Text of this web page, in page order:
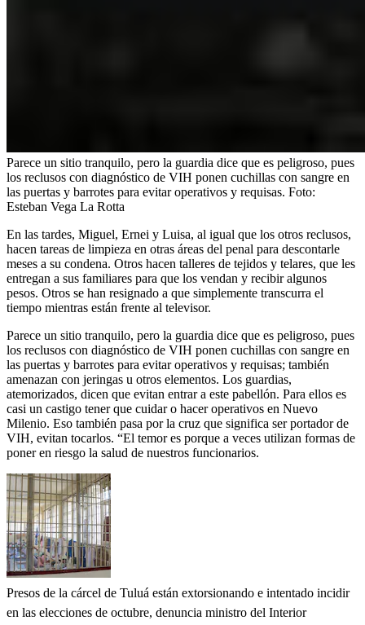
Parece un sitio tranquilo, pero la guardia dice que es peligroso, pues
los reclusos con diagnóstico de VIH ponen cuchillas con sangre en
las puertas y barrotes para evitar operativos y requisas. Foto:
Esteban Vega La Rotta
En las tardes, Miguel, Ernei y Luisa, al igual que los otros reclusos,
hacen tareas de limpieza en otras áreas del penal para descontarle
meses a su condena. Otros hacen talleres de tejidos y telares, que les
entregan a sus familiares para que los vendan y recibir algunos
pesos. Otros se han resignado a que simplemente transcurra el
tiempo mientras están frente al televisor.
Parece un sitio tranquilo, pero la guardia dice que es peligroso, pues
los reclusos con diagnóstico de VIH ponen cuchillas con sangre en
las puertas y barrotes para evitar operativos y requisas; también
amenazan con jeringas u otros elementos. Los guardias,
atemorizados, dicen que evitan entrar a este pabellón. Para ellos es
casi un castigo tener que cuidar o hacer operativos en Nuevo
Milenio. Eso también pasa por la cruz que significa ser portador de
VIH, evitan tocarlos. “El temor es porque a veces utilizan formas de
poner en riesgo la salud de nuestros funcionarios.
Presos de la cárcel de Tuluá están extorsionando e intentado incidir
en las elecciones de octubre, denuncia ministro del Interior